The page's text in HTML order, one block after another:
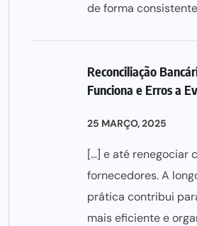
de forma
Reconciliação
Funciona e Erros a
25 MARÇO, 2025
[…] e até renegociar
fornecedores. A
prática contribui
mais eficiente e